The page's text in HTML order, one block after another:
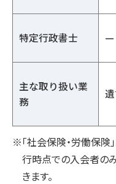
特定行政書士 —
主な取り扱い業
務
※「社会保険・労働保
行時点での入会者の
きます。